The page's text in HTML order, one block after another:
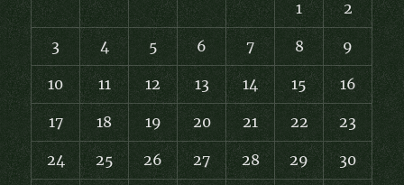
1 2
3 4 5 6 7 8 9
10 11 12 13 14 15 16
17 18 19 20 21 22 23
24 25 26 27 28 29 30